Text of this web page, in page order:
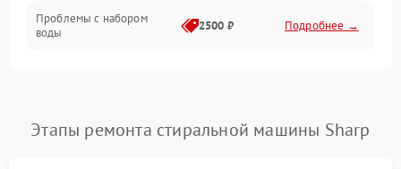
Проблемы с набором
воды
2500 ₽ Подробнее →
Замена платы управления Подробнее →
Этапы ремонта стиральной машины Sharp